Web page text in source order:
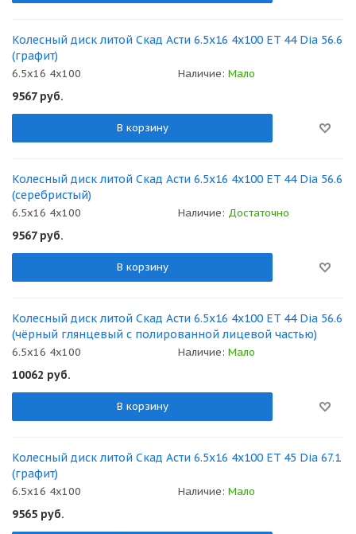
Колесный диск литой Скад Асти 6.5x16 4x100 ET 44 Dia 56.6
(графит)
6.5x16 4x100 Наличие: Мало
9567руб.
В корзину
Колесный диск литой Скад Асти 6.5x16 4x100 ET 44 Dia 56.6
(серебристый)
6.5x16 4x100 Наличие: Достаточно
9567руб.
В корзину
Колесный диск литой Скад Асти 6.5x16 4x100 ET 44 Dia 56.6
(чёрный глянцевый с полированной лицевой частью)
6.5x16 4x100 Наличие: Мало
10062 руб.
В корзину
Колесный диск литой Скад Асти 6.5x16 4x100 ET 45 Dia 67.1
(графит)
6.5x16 4x100 Наличие: Мало
9565 руб.